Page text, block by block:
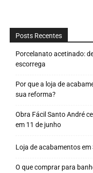
Posts Recentes
Porcelanato acetinado:
escorrega
Por que a loja de
sua reforma?
Obra Fácil Santo André
em 11 de junho
Loja de acabamentos
O que comprar para